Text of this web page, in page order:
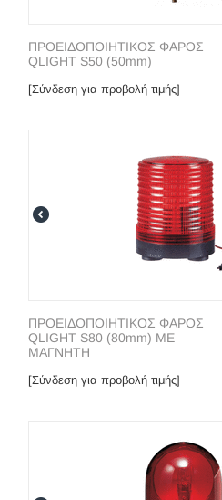
ΠΡΟΕΙΔΟΠΟΙΗΤΙΚΟΣ ΦΑΡΟΣ
QLIGHT S50 (50mm)
[Σύνδεση για προβολή τιμής]
ΠΡΟΕΙΔΟΠΟΙΗΤΙΚΟΣ ΦΑΡΟΣ
QLIGHT S80 (80mm) ME
ΜΑΓΝΗΤΗ
[Σύνδεση για προβολή τιμής]